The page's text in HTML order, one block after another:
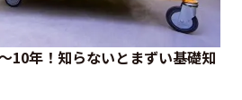
10年！知らないとまずい基礎知